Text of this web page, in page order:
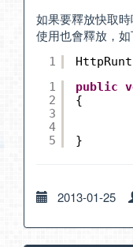
如果要釋放快取
使用也會釋放，如
1
1
2
3
4
5
public
{
}
2013-01-25